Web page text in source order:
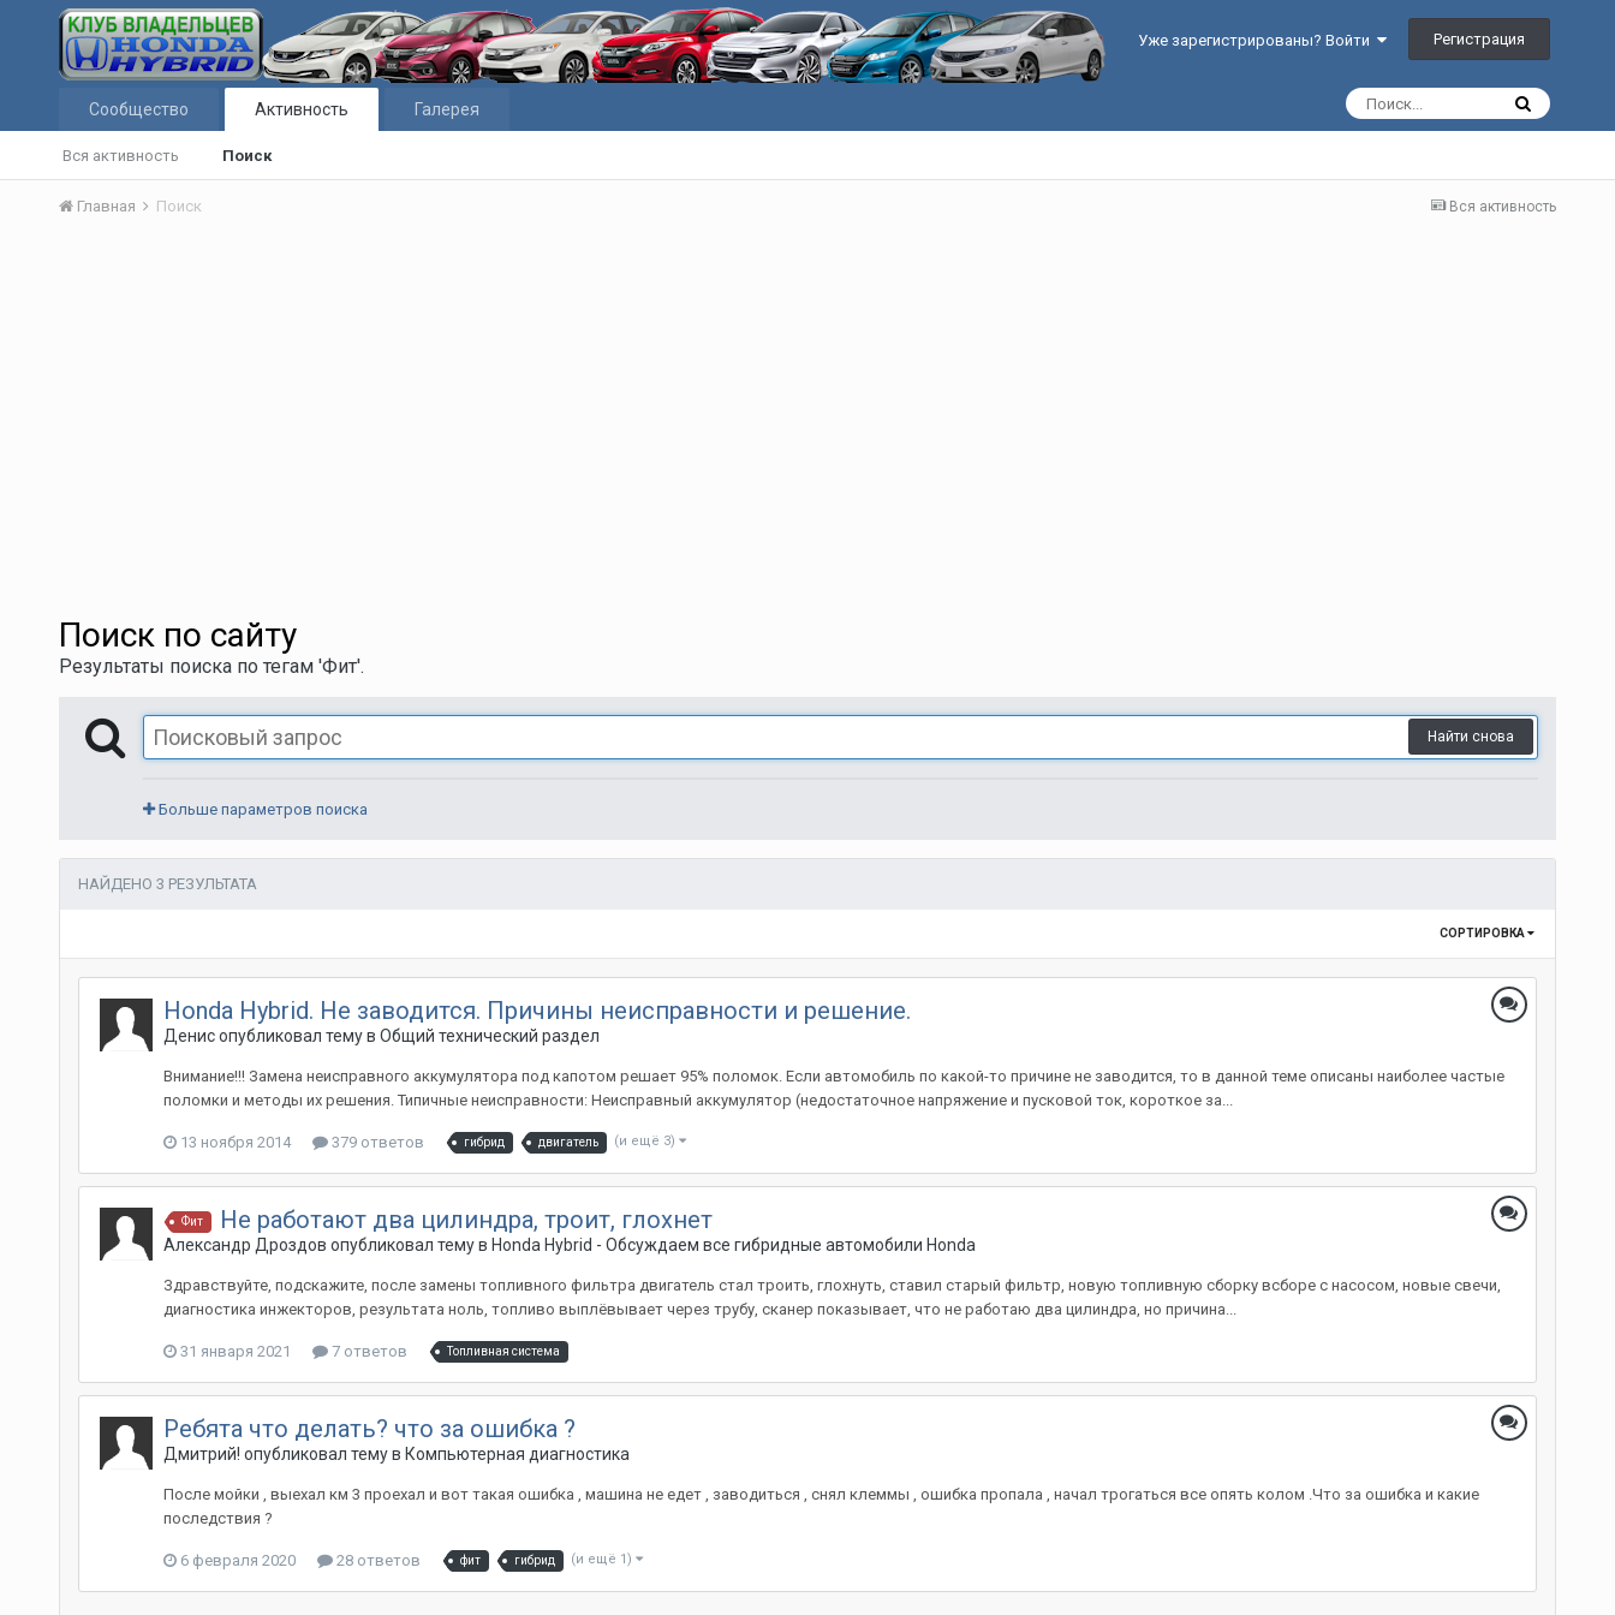
Уже зарегистрированы? Войти Регистрация
Сообщество Активность
Вся активность Поиск
Галерея
Вся активность
Главная Поиск
Поиск по сайту
Результаты поиска по тегам 'Фит'.
Найти снова
Больше параметров поиска
НАЙДЕНО 3 РЕЗУЛЬТАТА
СОРТИРОВКА
Honda Hybrid. Не заводится. Причины неисправности и решение.
Денисопубликовал тему в Общий технический раздел
Внимание!!! Замена неисправного аккумулятора под капотом решает 95% поломок. Если автомобиль по какой-то причине не заводится, то в данной теме описаны наиболее частые
поломки и методы их решения. Типичные неисправности: Неисправный аккумулятор (недостаточное напряжение и пусковой ток, короткое за...
13 ноября 2014 379 ответов гибрид двигатель (и ещё 3)
Фит Не работают два цилиндра, троит, глохнет
Александр Дроздов опубликовал тему в Honda Hybrid - Обсуждаем все гибридные автомобили Honda
Здравствуйте, подскажите, после замены топливного фильтра двигатель стал троить, глохнуть, ставил старый фильтр, новую топливную сборку всборе с насосом, новые свечи,
диагностика инжекторов, результата ноль, топливо выплёвывает через трубу, сканер показывает, что не работаю два цилиндра, но причина...
31 января 2021 7 ответов Топливная система
Ребята что делать? что за ошибка ?
Дмитрий! опубликовал тему в Компьютерная диагностика
После мойки , выехал км 3 проехал и вот такая ошибка , машина не едет , заводиться , снял клеммы , ошибка пропала , начал трогаться все опять колом .Что за ошибка и какие
последствия ?
6 февраля 2020 28 ответов фит гибрид (и ещё 1)